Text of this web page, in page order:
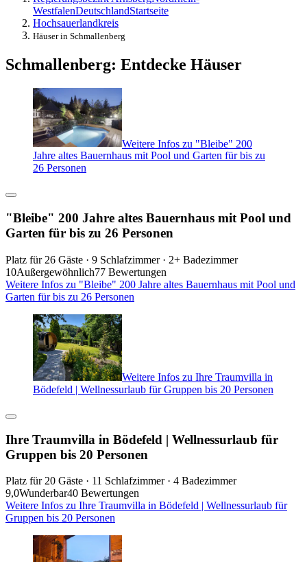
WestfalenDeutschlandStartseite
Hochsauerlandkreis
Häuser in Schmallenberg
Schmallenberg: Entdecke Häuser
Weitere Infos zu "Bleibe" 200
Jahre altes Bauernhaus mit Pool und Garten für bis zu
26 Personen
"Bleibe" 200 Jahre altes Bauernhaus mit Pool und
Garten für bis zu 26 Personen
Platz für 26 Gäste · 9 Schlafzimmer · 2+ Badezimmer
10Außergewöhnlich77 Bewertungen
Weitere Infos zu "Bleibe" 200 Jahre altes Bauernhaus mit Pool und
Garten für bis zu 26 Personen
Weitere Infos zu Ihre Traumvilla in
Bödefeld | Wellnessurlaub für Gruppen bis 20 Personen
Ihre Traumvilla in Bödefeld | Wellnessurlaub für
Gruppen bis 20 Personen
Platz für 20 Gäste · 11 Schlafzimmer · 4 Badezimmer
9,0Wunderbar40 Bewertungen
Weitere Infos zu Ihre Traumvilla in Bödefeld | Wellnessurlaub für
Gruppen bis 20 Personen